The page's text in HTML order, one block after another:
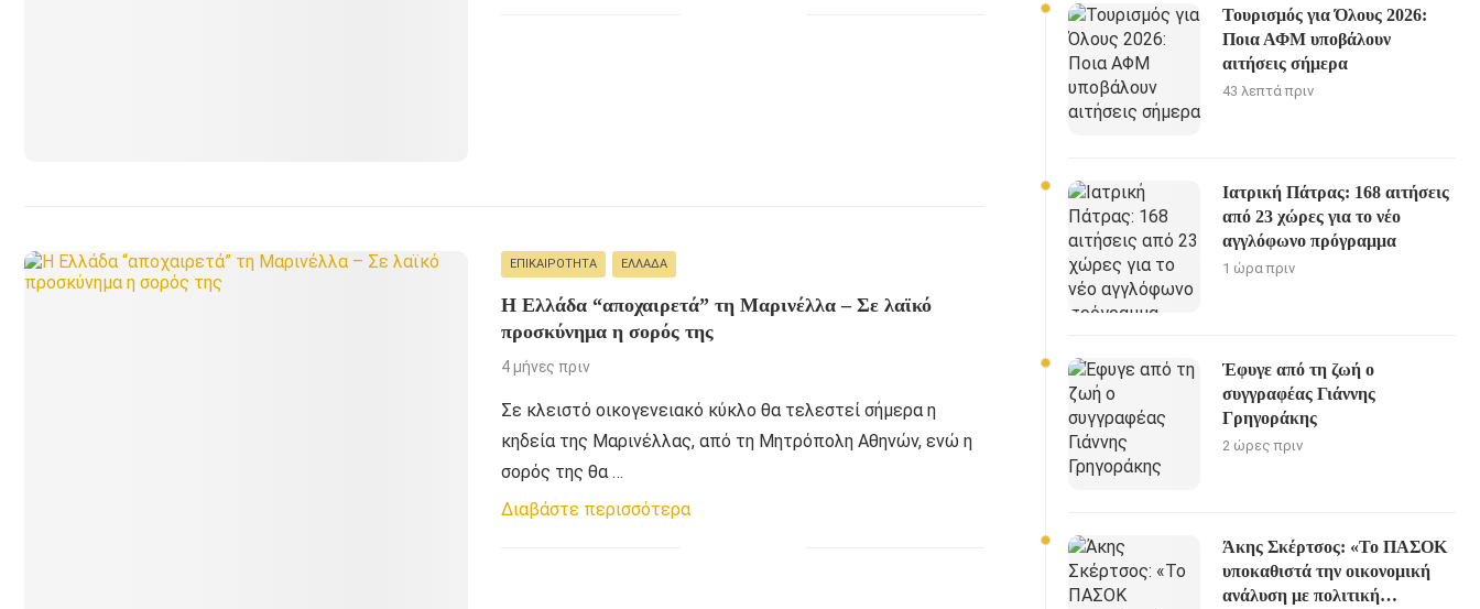
ΕΠΙΚΑΙΡΌΤΗΤΑ ΕΛΛΆΔΑ
Η Ελλάδα “αποχαιρετά” τη Μαρινέλλα – Σε λαϊκό
προσκύνημα η σορός της
4 μήνες πριν
Σε κλειστό οικογενειακό κύκλο θα τελεστεί σήμερα η
κηδεία της Μαρινέλλας, από τη Μητρόπολη Αθηνών, ενώ η
σορός της θα …
Διαβάστε περισσότερα
Τουρισμός για Όλους 2026:
Ποια ΑΦΜ υποβάλουν
αιτήσεις σήμερα
43 λεπτά πριν
Ιατρική Πάτρας: 168 αιτήσεις
από 23 χώρες για το νέο
αγγλόφωνο πρόγραμμα
1 ώρα πριν
Έφυγε από τη ζωή ο
συγγραφέας Γιάννης
Γρηγοράκης
2 ώρες πριν
Άκης Σκέρτσος: «Το ΠΑΣΟΚ
υποκαθιστά την οικονομική
ανάλυση με πολιτική